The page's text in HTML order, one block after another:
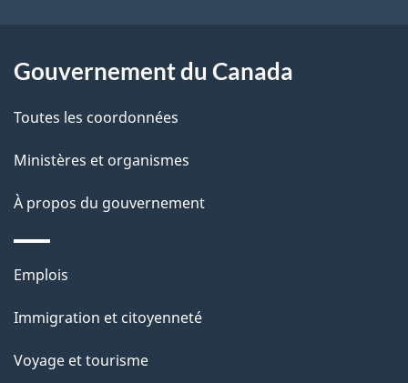
l
p
a
g
e
Gouvernement du Canada
Toutes les coordonnées
Ministères et organismes
À propos du gouvernement
Thèmes
sujets
Emplois
Immigration et citoyenneté
Voyage et tourisme